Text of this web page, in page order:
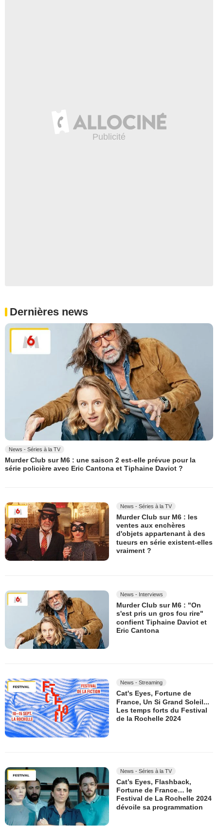
Dernières news
News - Séries à la TV
Murder Club sur M6 : une saison 2 est-elle prévue pour la
série policière avec Eric Cantona et Tiphaine Daviot ?
News - Séries à la TV
Murder Club sur M6 : les
ventes aux enchères
d'objets appartenant à des
tueurs en série existent-elles
vraiment ?
News - Interviews
Murder Club sur M6 : "On
s'est pris un gros fou rire"
confient Tiphaine Daviot et
Eric Cantona
News - Streaming
Cat's Eyes, Fortune de
France, Un Si Grand Soleil...
Les temps forts du Festival
de la Rochelle 2024
News - Séries à la TV
Cat’s Eyes, Flashback,
Fortune de France… le
Festival de La Rochelle 2024
dévoile sa programmation